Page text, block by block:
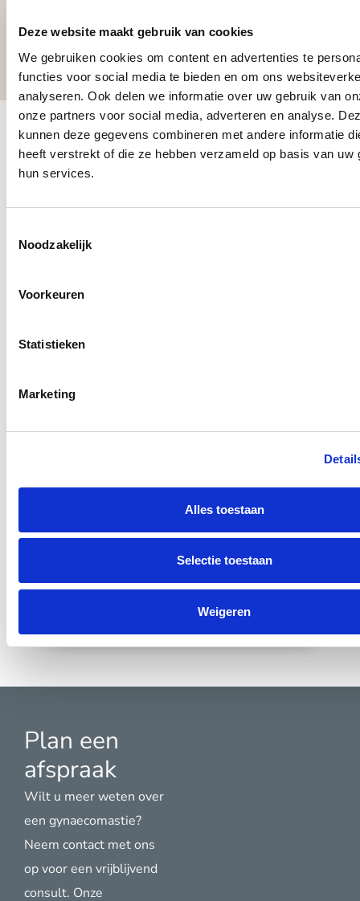
Deze website maakt gebruik van cookies
We gebruiken cookies om content en advertenties te
functies voor social media te bieden en om ons
analyseren. Ook delen we informatie over uw gebruik van
onze partners voor social media, adverteren en analyse.
kunnen deze gegevens combineren met andere informatie
heeft verstrekt of die ze hebben verzameld op basis van uw
hun services.
Noodzakelijk
Voorkeuren
Statistieken
Marketing
Alles toestaan
Selectie toestaan
Weigeren
dankzij Comfort
Artsen met
0+
Plan een
afspraak
Wilt u meer weten over
een gynaecomastie?
Neem contact met ons
op voor een vrijblijvend
consult. Onze